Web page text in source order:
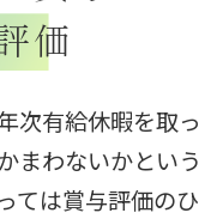
価
次有給休暇を取っ
まわないかという
ては賞与評価のひ